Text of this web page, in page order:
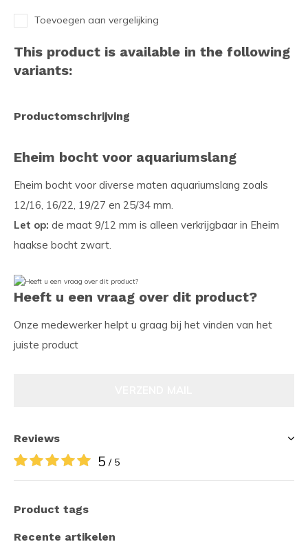
Toevoegen aan vergelijking
This product is available in the following
variants:
Productomschrijving
Eheim bocht voor aquariumslang
Eheim bocht voor diverse maten aquariumslang zoals
12/16, 16/22, 19/27 en 25/34 mm.
Let op: de maat 9/12 mm is alleen verkrijgbaar in Eheim
haakse bocht zwart.
Heeft u een vraag over dit product?
Onze medewerker helpt u graag bij het vinden van het
juiste product
Reviews
5 / 5
Product tags
Recente artikelen